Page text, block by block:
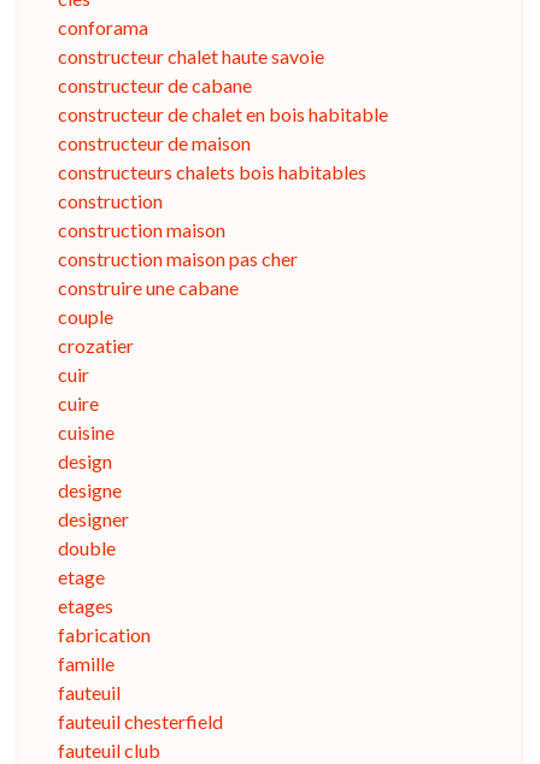
conforama
constructeur chalet haute savoie
constructeur de cabane
constructeur de chalet en bois habitable
constructeur de maison
constructeurs chalets bois habitables
construction
construction maison
construction maison pas cher
construire une cabane
couple
crozatier
cuir
cuire
cuisine
design
designe
designer
double
etage
etages
fabrication
famille
fauteuil
fauteuil chesterfield
fauteuil club